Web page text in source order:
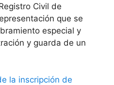
Civil de
que se
especial y
y guarda de un
la inscripción de